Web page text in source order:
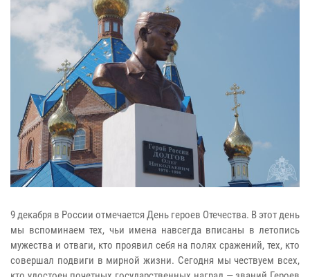
9 декабря в России отмечается День героев Отечества. В этот день
мы вспоминаем тех, чьи имена навсегда вписаны в летопись
мужества и отваги, кто проявил себя на полях сражений, тех, кто
совершал подвиги в мирной жизни. Сегодня мы чествуем всех,